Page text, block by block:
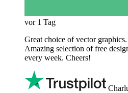
vor 1 Tag
Great choice of vector
Amazing selection of free
every week. Cheers!